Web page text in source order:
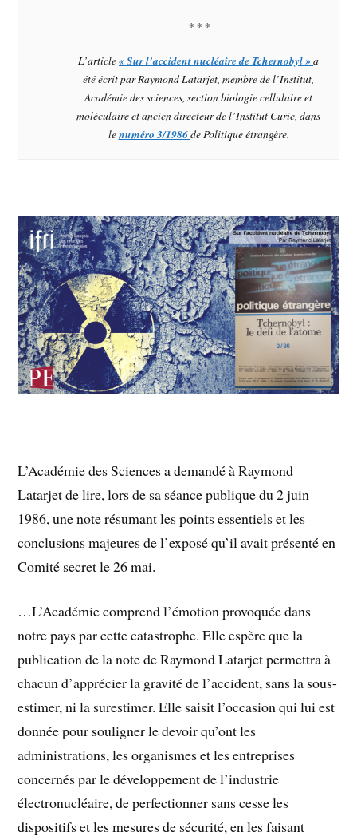
* * *
L’article« Sur l’accident nucléaire de Tchernobyl» a
été écrit par Raymond Latarjet, membre de l’Institut,
Académie des sciences, section biologie cellulaire et
moléculaire et ancien directeur de l’Institut Curie, dans
lenuméro 3/1986dePolitique étrangère.
L’Académie des Sciences a demandé à Raymond
Latarjet de lire, lors de sa séance publique du 2 juin
1986, une note résumant les points essentiels et les
conclusions majeures de l’exposé qu’il avait présenté en
Comité secret le 26 mai.
…L’Académie comprend l’émotion provoquée dans
notre pays par cette catastrophe. Elle espère que la
publication de la note de Raymond Latarjet permettra à
chacun d’apprécier la gravité de l’accident, sans la sous-
estimer, ni la surestimer. Elle saisit l’occasion qui lui est
donnée pour souligner le devoir qu’ont les
administrations, les organismes et les entreprises
concernés par le développement de l’industrie
électronucléaire, de perfectionner sans cesse les
dispositifs et les mesures de sécurité, en les faisant